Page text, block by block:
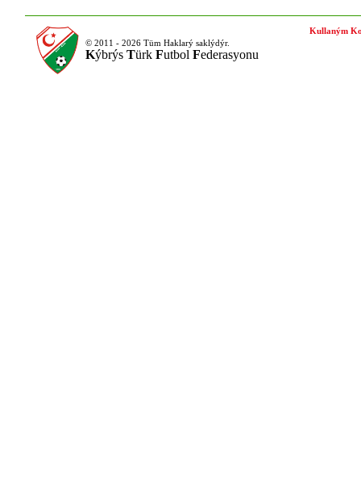
© 2011 - 2026 Tüm Haklarý saklýdýr.
Kýbrýs Türk Futbol Federasyonu
Kullaným